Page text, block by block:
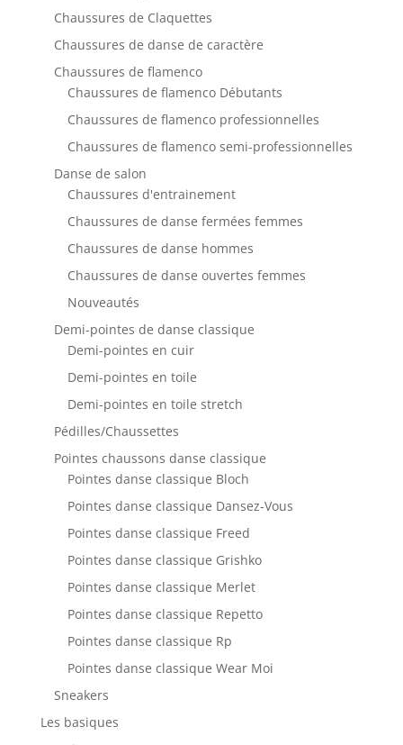
Chaussures de Claquettes
Chaussures de danse de caractère
Chaussures de flamenco
Chaussures de flamenco Débutants
Chaussures de flamenco professionnelles
Chaussures de flamenco semi-professionnelles
Danse de salon
Chaussures d'entrainement
Chaussures de danse fermées femmes
Chaussures de danse hommes
Chaussures de danse ouvertes femmes
Nouveautés
Demi-pointes de danse classique
Demi-pointes en cuir
Demi-pointes en toile
Demi-pointes en toile stretch
Pédilles/Chaussettes
Pointes chaussons danse classique
Pointes danse classique Bloch
Pointes danse classique Dansez-Vous
Pointes danse classique Freed
Pointes danse classique Grishko
Pointes danse classique Merlet
Pointes danse classique Repetto
Pointes danse classique Rp
Pointes danse classique Wear Moi
Sneakers
Les basiques